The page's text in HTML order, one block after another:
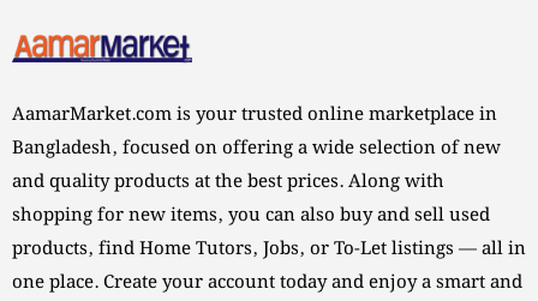
AamarMarket.com is your trusted online marketplace in
Bangladesh, focused on offering a wide selection of new
and quality products at the best prices. Along with
shopping for new items, you can also buy and sell used
products, find Home Tutors, Jobs, or To-Let listings — all in
one place. Create your account today and enjoy a smart and